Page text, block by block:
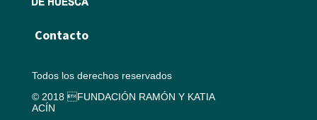
Contacto
Todos los derechos reservados
© 2018 FUNDACIÓN RAMÓN Y KATIA
ACÍN